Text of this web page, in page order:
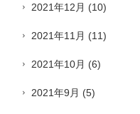
2021年12月 (10)
2021年11月 (11)
2021年10月 (6)
2021年9月 (5)